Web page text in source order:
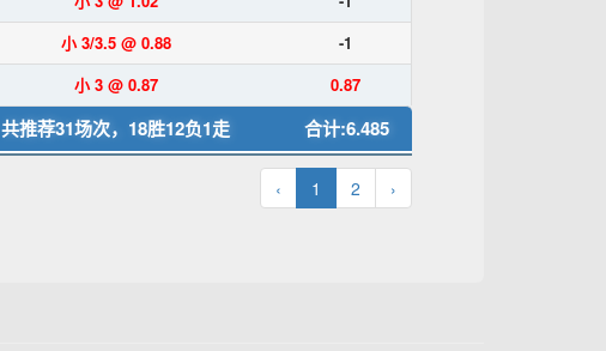
小 3/3.5 @ 0.88
-1
小 3 @ 0.87 0.87
共推荐31场次，18胜12负1走 合计:6.485
‹ 1 2 ›